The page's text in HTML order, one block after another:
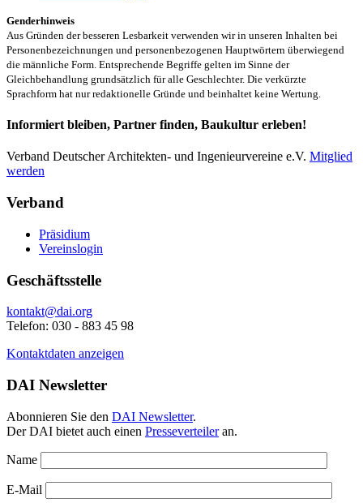
Genderhinweis
Aus Gründen der besseren Lesbarkeit verwenden wir in unseren Inhalten bei
Personenbezeichnungen und personenbezogenen Hauptwörtern überwiegend
die männliche Form. Entsprechende Begriffe gelten im Sinne der
Gleichbehandlung grundsätzlich für alle Geschlechter. Die verkürzte
Sprachform hat nur redaktionelle Gründe und beinhaltet keine Wertung.
Informiert bleiben, Partner finden, Baukultur erleben!
Verband Deutscher Architekten- und Ingenieurvereine e.V. Mitglied
werden
Verband
Präsidium
Vereinslogin
Geschäftsstelle
kontakt@dai.org
Telefon: 030 - 883 45 98
Kontaktdaten anzeigen
DAI Newsletter
Abonnieren Sie den DAI Newsletter.
Der DAI bietet auch einen Presseverteileran.
Name
E-Mail